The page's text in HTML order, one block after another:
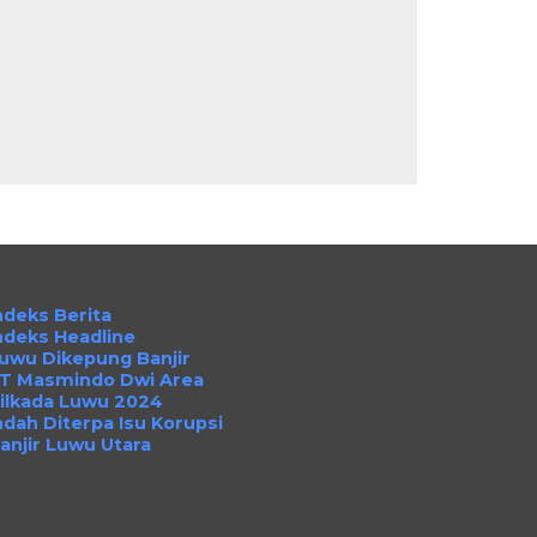
Berita
Headline
Dikepung Banjir
Masmindo Dwi Area
Luwu 2024
Diterpa Isu Korupsi
Luwu Utara